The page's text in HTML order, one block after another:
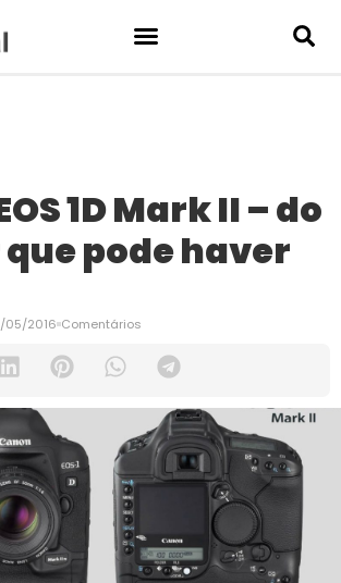
1D Mark II – do
pode haver
05/2016 Comentários